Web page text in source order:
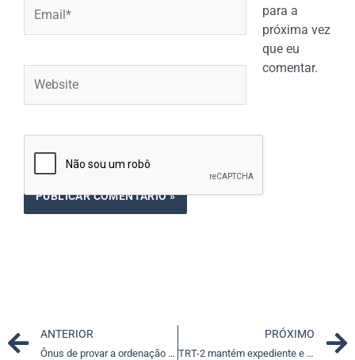
para a
próxima vez
que eu
comentar.
Prev
ANTERIOR
Ônus de provar a ordenação legítima das prioridades orçamentárias
PRÓXIMO
TRT-2 mantém expediente e prazos suspensos; MP-SP cancela sessão